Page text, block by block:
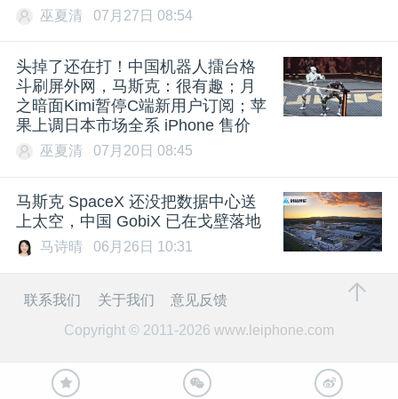
巫夏清 07月27日 08:54
头掉了还在打！中国机器人擂台格
斗刷屏外网，马斯克：很有趣；月
之暗面Kimi暂停C端新用户订阅；苹
果上调日本市场全系 iPhone 售价
巫夏清 07月20日 08:45
马斯克 SpaceX 还没把数据中心送
上太空，中国 GobiX 已在戈壁落地
马诗晴 06月26日 10:31
联系我们 关于我们
意见反馈
Copyright © 2011-2026 www.leiphone.com